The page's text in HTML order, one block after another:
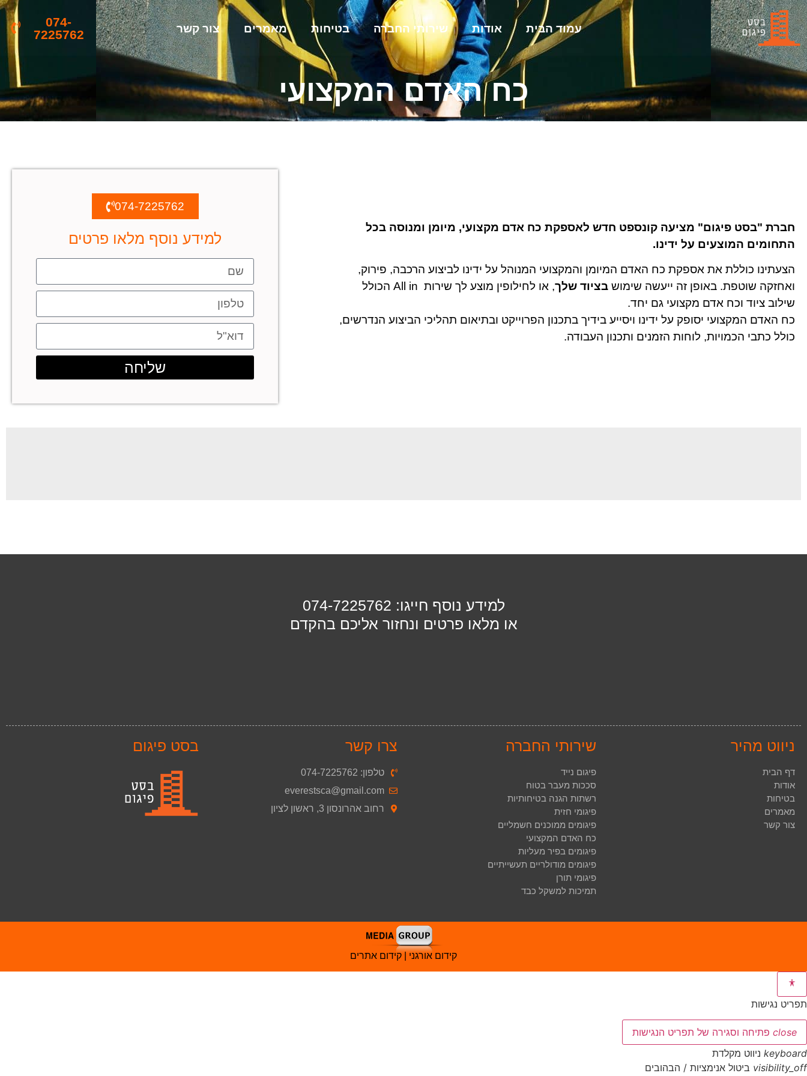
עמוד הבית אודות שירותי החברה בטיחות מאמרים צור קשר
074-
7225762
כח האדם המקצועי
חברת "בסט פיגום" מציעה קונספט חדש לאספקת כח אדם מקצועי, מיומן ומנוסה בכל
התחומים המוצעים על ידינו.
הצעתינו כוללת את אספקת כח האדם המיומן והמקצועי המנוהל על ידינו לביצוע הרכבה, פירוק,
ואחזקה שוטפת. באופן זה ייעשה שימוש בציוד שלך
, או לחילופין מוצע לך שירות All in הכולל
שילוב ציוד וכח אדם מקצועי גם יחד.
כח האדם המקצועי יסופק על ידינו ויסייע בידיך בתכנון הפרוייקט ובתיאום תהליכי הביצוע הנדרשים,
כולל כתבי הכמויות, לוחות הזמנים ותכנון העבודה.
074-7225762
למידע נוסף מלאו פרטים
שליחה
למידע נוסף חייגו: 074-7225762
או מלאו פרטים ונחזור אליכם בהקדם
ניווט מהיר
דף הבית
אודות
בטיחות
מאמרים
צור קשר
שירותי החברה
פיגום נייד
סככות מעבר בטוח
רשתות הגנה בטיחותיות
פיגומי חזית
פיגומים ממוכנים חשמליים
כח האדם המקצועי
פיגומים בפיר מעליות
פיגומים מודולריים תעשייתיים
פיגומי תורן
תמיכות למשקל כבד
צרו קשר
טלפון: 074-7225762
‫everestsca@gmail.com
רחוב אהרונסון 3, ראשון לציון
בסט פיגום
קידום אורגני | קידום אתרים
תפריט נגישות
close פתיחה וסגירה של תפריט הנגישות
keyboard ניווט מקלדת
visibility_off ביטול אנימציות / הבהובים